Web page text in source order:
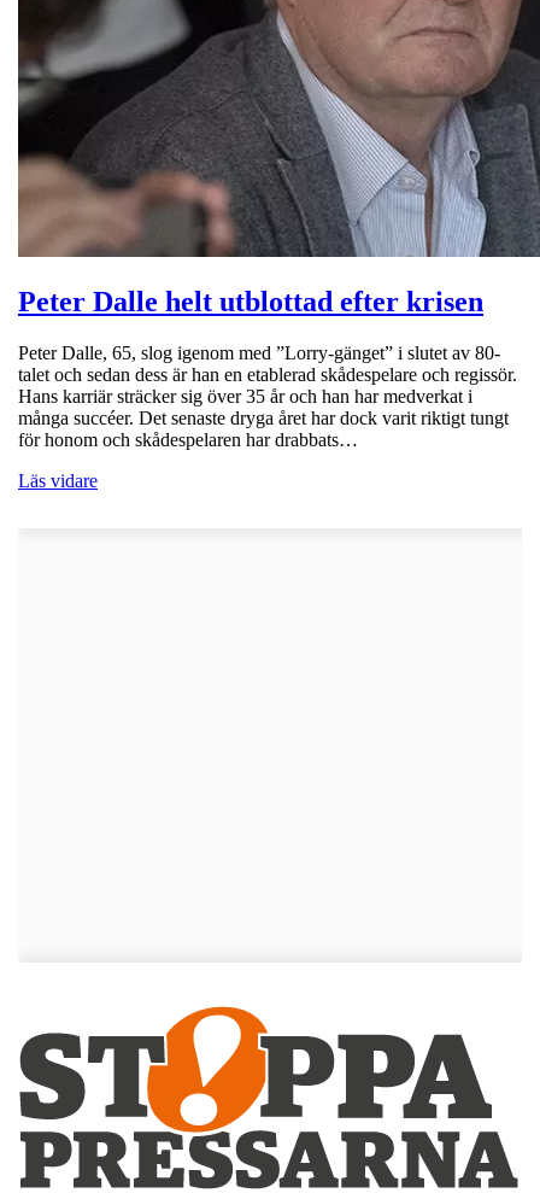
Peter Dalle helt utblottad efter krisen
Peter Dalle, 65, slog igenom med ”Lorry-gänget” i slutet av 80-
talet och sedan dess är han en etablerad skådespelare och regissör.
Hans karriär sträcker sig över 35 år och han har medverkat i
många succéer. Det senaste dryga året har dock varit riktigt tungt
för honom och skådespelaren har drabbats…
Läs vidare